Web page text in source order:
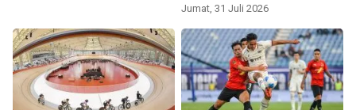
Jumat, 31 Juli 2026